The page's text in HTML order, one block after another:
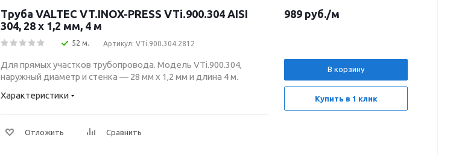
Труба VALTEC VT.INOX-PRESS VTi.900.304 AISI
304, 28 x 1,2 мм, 4 м
52 м. Артикул: VTi.900.304.2812
Для прямых участков трубопровода. Модель VTi.900.304,
наружный диаметр и стенка — 28 мм x 1,2 мм и длина 4 м.
Характеристики
Отложить Сравнить
989 руб./м
В корзину
Купить в 1 клик